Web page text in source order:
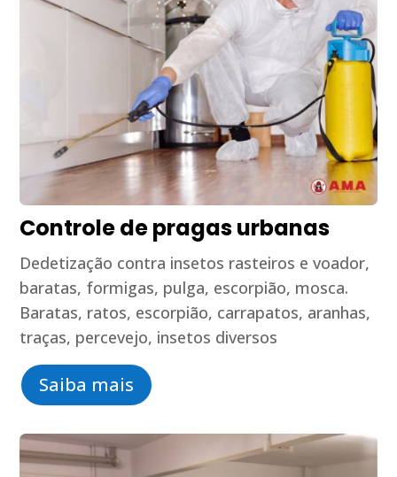
Controle de pragas urbanas
Dedetização contra insetos rasteiros e voador,
baratas, formigas, pulga, escorpião, mosca.
Baratas, ratos, escorpião, carrapatos, aranhas,
traças, percevejo, insetos diversos
Saiba mais